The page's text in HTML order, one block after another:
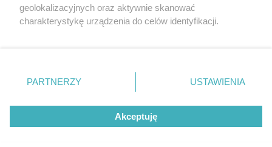
O nas
geolokalizacyjnych oraz aktywnie skanować
charakterystykę urządzenia do celów identyfikacji.
zmienić/wycofać klikając przycisk ustawień prywatności
znajdujący się w lewym dolnym rogu strony
rodzaje przetwarzania danych nie wymagają zgody
użytkownika, ale masz prawo sprzeciwić się takiemu
przetwarzaniu. Preferencje będą miały zastosowanie tylko
PARTNERZY USTAWIENIA
Akceptuję